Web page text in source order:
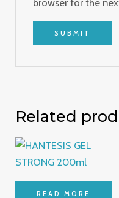
Related
READ MORE